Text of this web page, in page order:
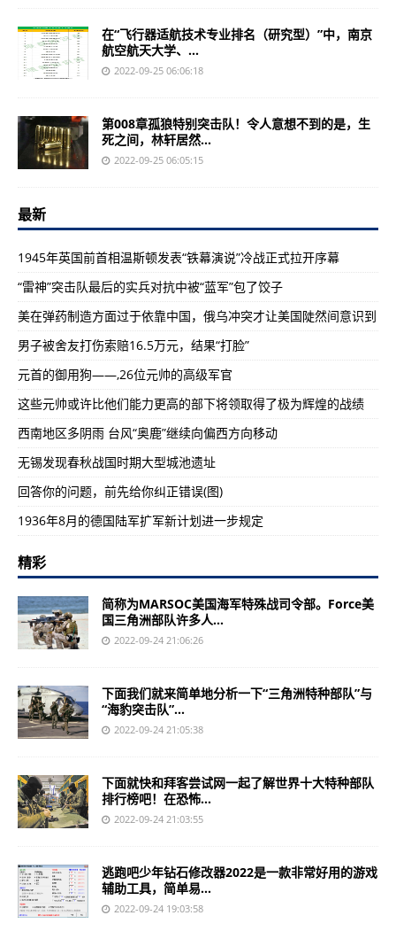
在“飞行器适航技术专业排名（研究型）”中，南京
航空航天大学、...
2022-09-25 06:06:18
第008章孤狼特别突击队！令人意想不到的是，生
死之间，林轩居然...
2022-09-25 06:05:15
最新
1945年英国前首相温斯顿发表“铁幕演说”冷战正式拉开序幕
“雷神”突击队最后的实兵对抗中被“蓝军”包了饺子
美在弹药制造方面过于依靠中国，俄乌冲突才让美国陡然间意识到
男子被舍友打伤索赔16.5万元，结果“打脸”
元首的御用狗——,26位元帅的高级军官
这些元帅或许比他们能力更高的部下将领取得了极为辉煌的战绩
西南地区多阴雨 台风“奥鹿”继续向偏西方向移动
无锡发现春秋战国时期大型城池遗址
回答你的问题，前先给你纠正错误(图)
1936年8月的德国陆军扩军新计划进一步规定
精彩
简称为MARSOC美国海军特殊战司令部。Force美
国三角洲部队许多人...
2022-09-24 21:06:26
下面我们就来简单地分析一下“三角洲特种部队”与
“海豹突击队”...
2022-09-24 21:05:38
下面就快和拜客尝试网一起了解世界十大特种部队
排行榜吧！在恐怖...
2022-09-24 21:03:55
逃跑吧少年钻石修改器2022是一款非常好用的游戏
辅助工具，简单易...
2022-09-24 19:03:58